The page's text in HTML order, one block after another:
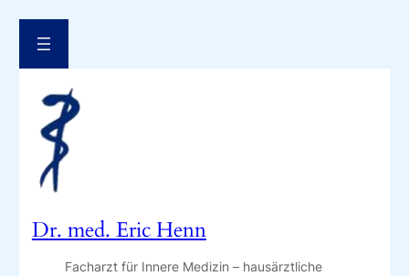
Zum
Inhalt
springen
Dr. med. Eric Henn
Facharzt für Innere Medizin – hausärztliche